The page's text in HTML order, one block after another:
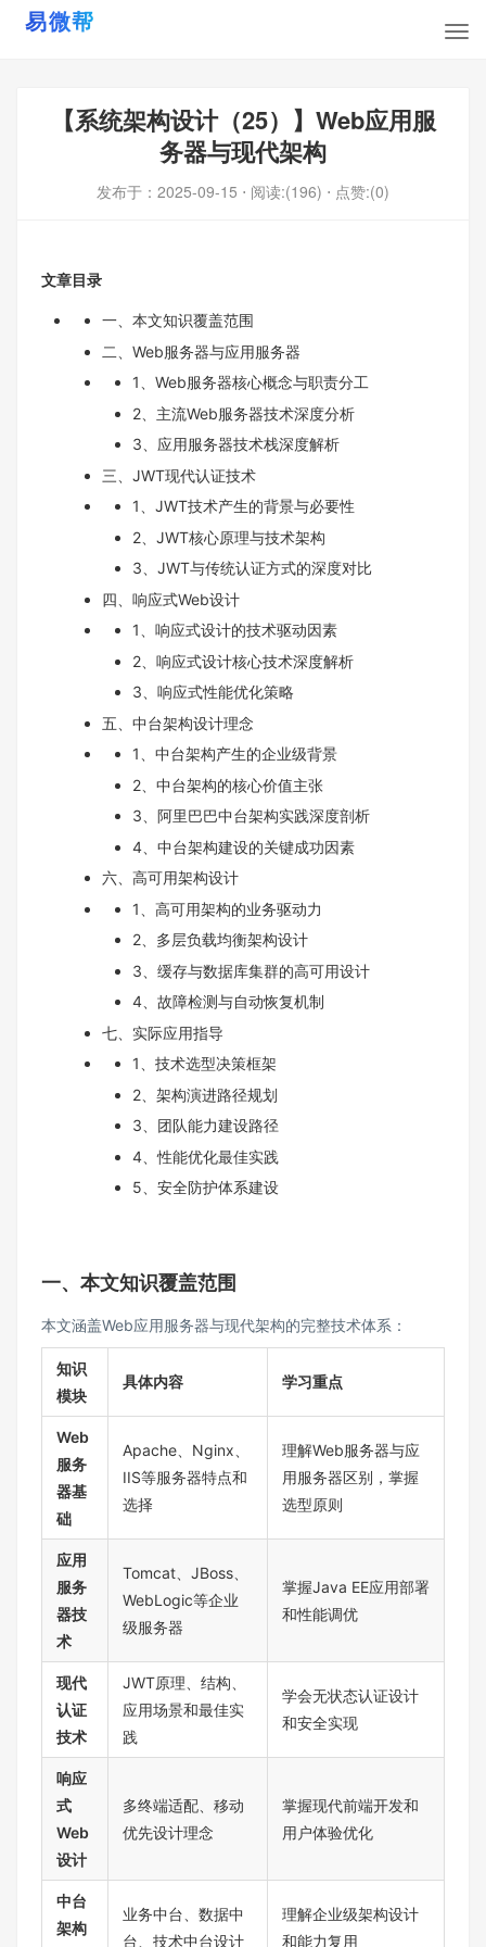
【系统架构设计（25）】Web应用服
务器与现代架构
发布于： 2025-09-15 ⋅ 阅读:(196) ⋅ 点赞:(0)
文章目录
一、本文知识覆盖范围
二、Web服务器与应用服务器
1、Web服务器核心概念与职责分工
2、主流Web服务器技术深度分析
3、应用服务器技术栈深度解析
三、JWT现代认证技术
1、JWT技术产生的背景与必要性
2、JWT核心原理与技术架构
3、JWT与传统认证方式的深度对比
四、响应式Web设计
1、响应式设计的技术驱动因素
2、响应式设计核心技术深度解析
3、响应式性能优化策略
五、中台架构设计理念
1、中台架构产生的企业级背景
2、中台架构的核心价值主张
3、阿里巴巴中台架构实践深度剖析
4、中台架构建设的关键成功因素
六、高可用架构设计
1、高可用架构的业务驱动力
2、多层负载均衡架构设计
3、缓存与数据库集群的高可用设计
4、故障检测与自动恢复机制
七、实际应用指导
1、技术选型决策框架
2、架构演进路径规划
3、团队能力建设路径
4、性能优化最佳实践
5、安全防护体系建设
一、本文知识覆盖范围
本文涵盖Web应用服务器与现代架构的完整技术体系：
知识
模块
具体内容 学习重点
Web
服务
器基
础
Apache、Nginx、
IIS等服务器特点和
选择
理解Web服务器与应
用服务器区别，掌握
选型原则
应用
服务
器技
术
Tomcat、JBoss、
WebLogic等企业
级服务器
掌握Java EE应用部署
和性能调优
现代
认证
技术
JWT原理、结构、
应用场景和最佳实
践
学会无状态认证设计
和安全实现
响应
式
Web
设计
多终端适配、移动
优先设计理念
掌握现代前端开发和
用户体验优化
中台
架构
业务中台、数据中
台、技术中台设计
理解企业级架构设计
和能力复用